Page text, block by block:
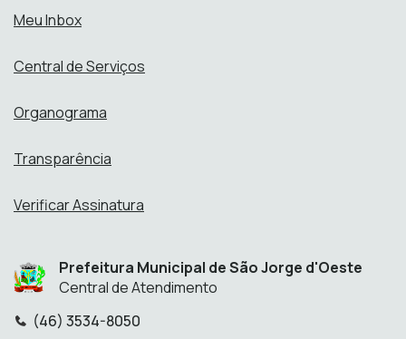
Meu Inbox
Central de Serviços
Organograma
Transparência
Verificar Assinatura
Prefeitura Municipal de São Jorge d'Oeste
Central de Atendimento
(46) 3534-8050